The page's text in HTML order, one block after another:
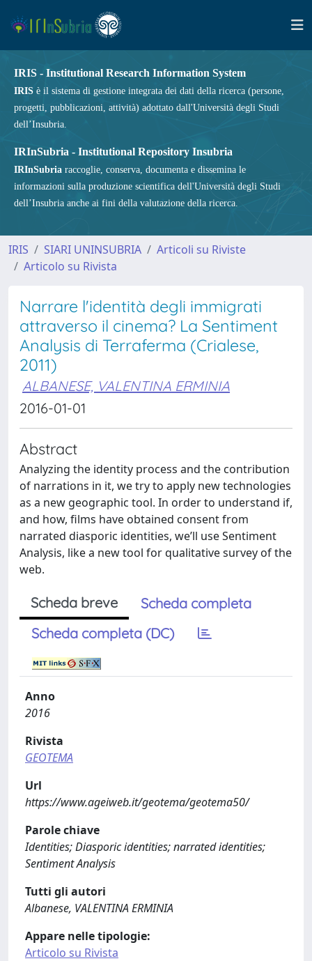
IRIS - Institutional Research Information System
IRIS è il sistema di gestione integrata dei dati della ricerca (persone,
progetti, pubblicazioni, attività) adottato dall'Università degli Studi
dell’Insubria.
IRInSubria - Institutional Repository Insubria
IRInSubria raccoglie, conserva, documenta e dissemina le
informazioni sulla produzione scientifica dell'Università degli Studi
dell’Insubria anche ai fini della valutazione della ricerca.
IRIS SIARI UNINSUBRIA
Articoli su Riviste
Articolo su Rivista
Narrare l'identità degli immigrati
attraverso il cinema? La Sentiment
Analysis di Terraferma (Crialese,
2011)
ALBANESE, VALENTINA ERMINIA
2016-01-01
Abstract
Analyzing the identity process and the contribution
of narrations in it, we try to apply new technologies
as a new geographic tool. In order to understand if,
and how, films have obtained consent from
narrated diasporic identities, we’ll use Sentiment
Analysis, like a new tool for qualitative survey of the
web.
Scheda breve
Scheda completa
Scheda completa (DC)
Anno
2016
Rivista
GEOTEMA
Url
https://www.ageiweb.it/geotema/geotema50/
Parole chiave
Identities; Diasporic identities; narrated identities;
Sentiment Analysis
Tutti gli autori
Albanese, VALENTINA ERMINIA
Appare nelle tipologie:
Articolo su Rivista